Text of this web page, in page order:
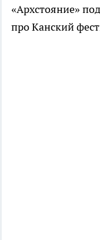
«Архстояние»
про Канский